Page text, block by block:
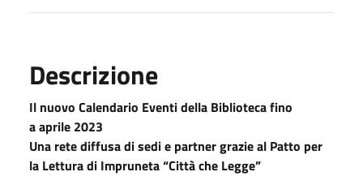
Descrizione
Il nuovo Calendario Eventi della Biblioteca fino
aaprile 2023
Una rete diffusa di sedi e partner grazie al Patto per
la Lettura di Impruneta “Città che Legge”